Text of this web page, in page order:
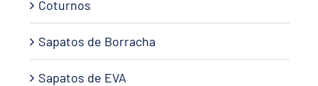
Coturnos
Sapatos de Borracha
Sapatos de EVA